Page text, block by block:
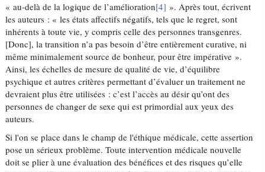
« au-delà de la logique de l’amélioration[4] ». Après tout, écrivent
les auteurs : « les états affectifs négatifs, tels que le regret, sont
inhérents à toute vie, y compris celle des personnes transgenres.
[Donc], la transition n’a pas besoin d’être entièrement curative, ni
même minimalement source de bonheur, pour être impérative ».
Ainsi, les échelles de mesure de qualité de vie, d’équilibre
psychique et autres critères permettant d’évaluer un traitement ne
devraient plus être utilisées : c’est l’accès au désir qu’ont des
personnes de changer de sexe qui est primordial aux yeux des
auteurs.
Si l'on se place dans le champ de l'éthique médicale, cette assertion
pose un sérieux problème. Toute intervention médicale nouvelle
doit se plier à une évaluation des bénéfices et des risques qu’elle